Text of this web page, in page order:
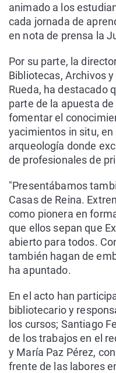
animado a los
cada jornada de
en nota de prensa la
Por su parte, la
Bibliotecas, Archivos
Rueda, ha destacado
parte de la apuesta
fomentar el
yacimientos in situ,
arqueología donde
de profesionales de
"Presentábamos
Casas de Reina.
como pionera en
que ellos sepan que
abierto para todos.
también hagan de
ha apuntado.
En el acto han
bibliotecario y
los cursos; Santiago
de los trabajos en el
y María Paz Pérez,
frente de las labores